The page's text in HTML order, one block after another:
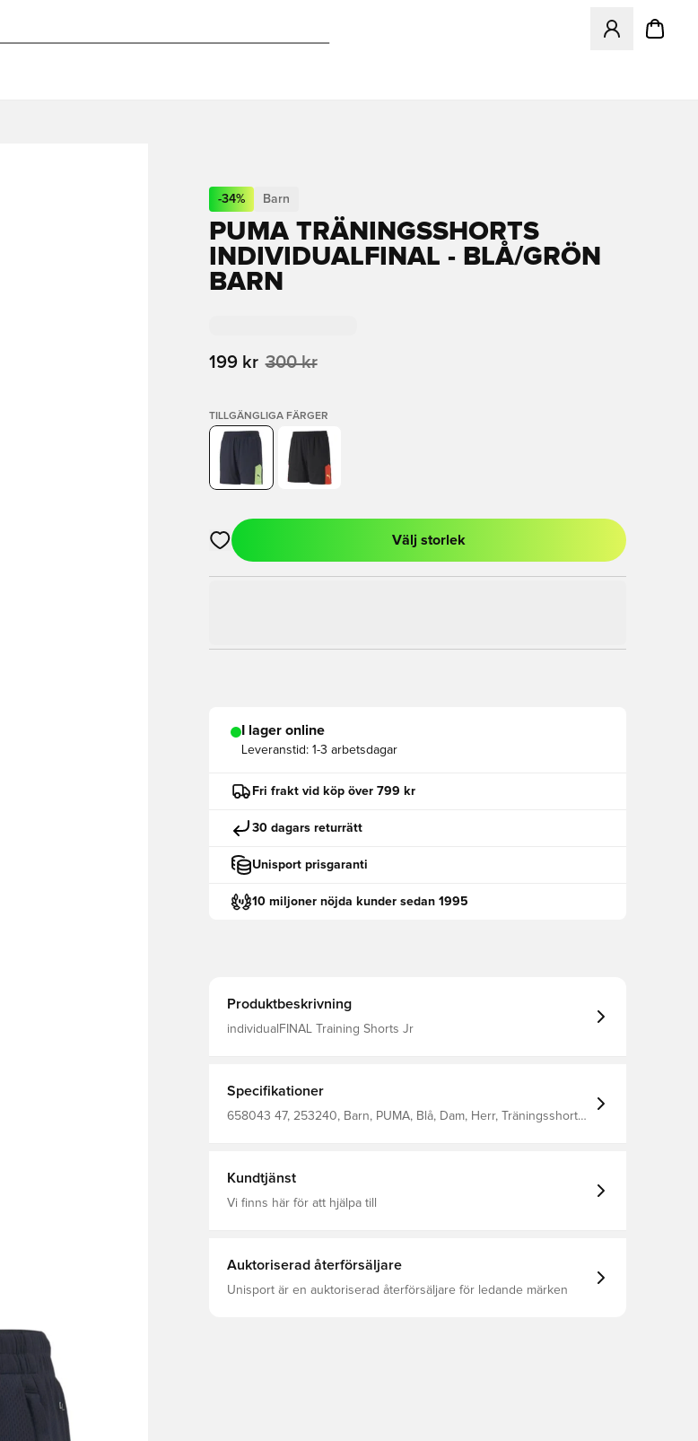
Öppnar en
-34% Barn
PUMA TRÄNINGSSHORTS
INDIVIDUALFINAL - BLÅ/GRÖN
BARN
199 kr 300 kr
TILLGÄNGLIGA FÄRGER
Öppnar en Modal för att logga in eller registrera dig som medlem
Välj storlek
I lager online
Leveranstid: 1-3 arbetsdagar
Fri frakt vid köp över 799 kr
30 dagars returrätt
Unisport prisgaranti
10 miljoner nöjda kunder sedan 1995
Produktbeskrivning
individualFINAL Training Shorts Jr
Specifikationer
658043 47, 253240, Barn, PUMA, Blå, Dam, Herr, Träningsshorts,
Kundtjänst
Vi finns här för att hjälpa till
Auktoriserad återförsäljare
Unisport är en auktoriserad återförsäljare för ledande märken